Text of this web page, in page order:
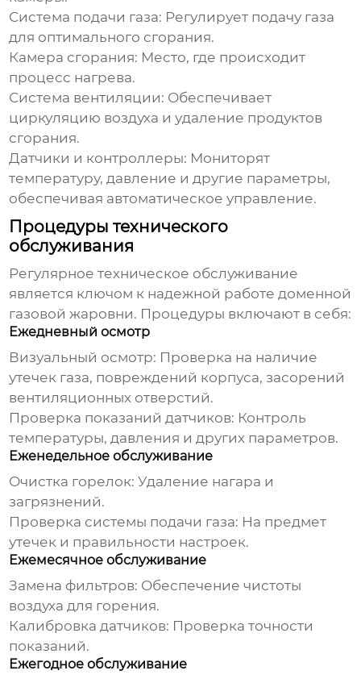
Система подачи газа: Регулирует подачу газа
для оптимального сгорания.
Камера сгорания: Место, где происходит
процесс нагрева.
Система вентиляции: Обеспечивает
циркуляцию воздуха и удаление продуктов
сгорания.
Датчики и контроллеры: Мониторят
температуру, давление и другие параметры,
обеспечивая автоматическое управление.
Процедуры технического
обслуживания
Регулярноетехническое обслуживание
является ключом к надежной работедоменной
газовой жаровни. Процедуры включают в себя:
Ежедневный осмотр
Визуальный осмотр: Проверка на наличие
утечек газа, повреждений корпуса, засорений
вентиляционных отверстий.
Проверка показаний датчиков: Контроль
температуры, давления и других параметров.
Еженедельное обслуживание
Очистка горелок: Удаление нагара и
загрязнений.
Проверка системы подачи газа: На предмет
утечек и правильности настроек.
Ежемесячное обслуживание
Замена фильтров: Обеспечение чистоты
воздуха для горения.
Калибровка датчиков: Проверка точности
показаний.
Ежегодное обслуживание